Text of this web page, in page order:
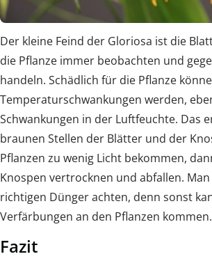
Der kleine Feind der Gloriosa ist die
die Pflanze immer beobachten und
handeln. Schädlich für die Pflanze
Temperaturschwankungen werden,
Schwankungen in der Luftfeuchte. Das
braunen Stellen der Blätter und der
Pflanzen zu wenig Licht bekommen,
Knospen vertrocknen und abfallen.
richtigen Dünger achten, denn sonst
Verfärbungen an den Pflanzen kommen.
Fazit